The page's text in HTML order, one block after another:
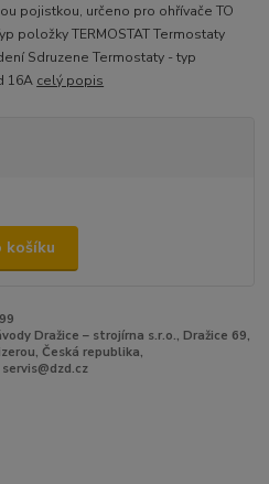
pojistkou, určeno pro ohřívače TO
položky TERMOSTAT Termostaty
Sdruzene Termostaty - typ
16A celý popis
košíku
Dražice – strojírna s.r.o., Dražice 69,
Česká republika,